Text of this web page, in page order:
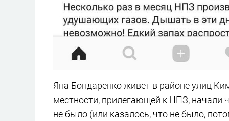
Яна Бондаренко живет в районе улиц
местности, прилегающей к НПЗ, начали
не было (или казалось, что не было,